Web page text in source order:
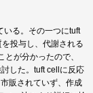
いる。その一つにtuft
投与し、代謝される
が分かったので、
した。tuft cellに反応
販されていず、作成